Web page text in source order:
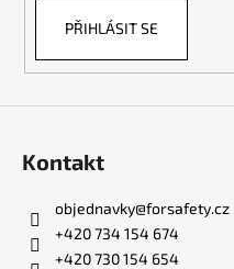
PŘIHLÁSIT SE
Kontakt
objednavky@forsafety.cz
+420 734 154 674
+420 730 154 654